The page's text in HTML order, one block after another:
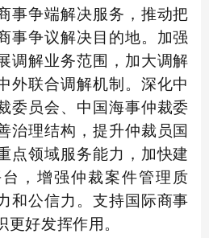
事争端解决服务，推动把
事争议解决目的地。加强
调解业务范围，加大调解
外联合调解机制。深化中
委员会、中国海事仲裁委
治理结构，提升仲裁员国
点领域服务能力，加快建
，增强仲裁案件管理质
和公信力。支持国际商事
好发挥作用。